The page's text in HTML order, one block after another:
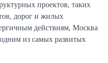
проектов, таких
дорог и жилых
действиям, Москва
из самых развитых